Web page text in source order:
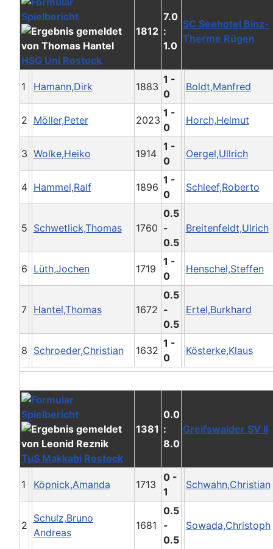
HSG Uni Rostock
1812
7.0
:
1.0
SC Seehotel Binz-
Therme Rügen
1 Hamann,Dirk 1883
1 -
0
Boldt,Manfred
2 Möller,Peter 2023
1 -
0
Horch,Helmut
3 Wolke,Heiko 1914
1 -
0
Oergel,Ullrich
4 Hammel,Ralf 1896
1 -
0
Schleef,Roberto
5 Schwetlick,Thomas 1760
0.5
-
0.5
Breitenfeldt,Ulrich
6 Lüth,Jochen 1719
1 -
0
Henschel,Steffen
7 Hantel,Thomas 1672
0.5
-
0.5
Ertel,Burkhard
8 Schroeder,Christian 1632
1 -
0
Kösterke,Klaus
TuS Makkabi Rostock
1381
0.0
:
8.0
Greifswalder SV II
1 Köpnick,Amanda 1713
0 -
1
Schwahn,Christian
2
Schulz,Bruno
Andreas
1681
0.5
-
0.5
Sowada,Christoph